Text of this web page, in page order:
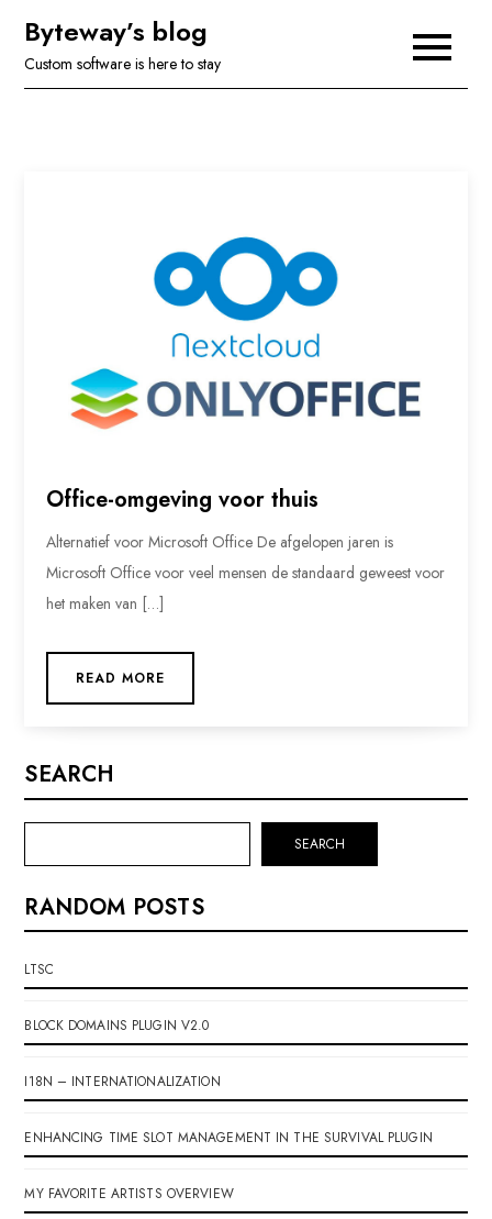
content
Byteway’s blog
Custom software is here to stay
Office-omgeving voor thuis
Alternatief voor Microsoft Office De afgelopen jaren is
Microsoft Office voor veel mensen de standaard geweest voor
het maken van […]
READ MORE
SEARCH
SEARCH
RANDOM POSTS
LTSC
BLOCK DOMAINS PLUGIN V2.0
I18N – INTERNATIONALIZATION
ENHANCING TIME SLOT MANAGEMENT IN THE SURVIVAL PLUGIN
MY FAVORITE ARTISTS OVERVIEW